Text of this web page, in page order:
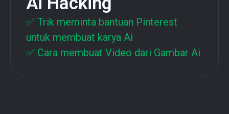
✅ Trik meminta bantuan Pinterest
untuk membuat karya Ai
✅ Cara membuat Video dari Gambar Ai